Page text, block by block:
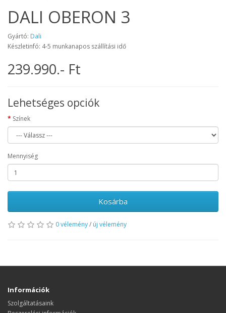
DALI OBERON 3
Gyártó: Dali
Készletinfó: 4-5 munkanapos szállítási idő
239.990.- Ft
Lehetséges opciók
Színek
Mennyiség
Kosárba
0 vélemény/ új vélemény
Információk
Szolgáltatásaink